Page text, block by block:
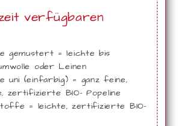
verfügbaren
gemustert = leichte bis
oder Leinen
uni (einfarbig) = ganz feine,
zertifizierte BIO- Popeline
= leichte, zertifizierte BIO-